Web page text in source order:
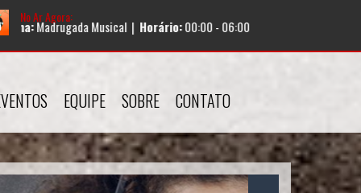
No Ar Agora:
00:00 - 06:00
EQUIPE SOBRE CONTATO